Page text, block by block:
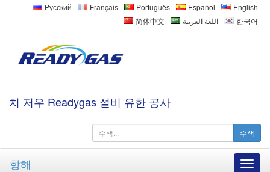
English
Español
Português
Français
Pусский
한국어
اللغة العربية 简体中文
치 저우 Readygas 설비 유한 공사
수색
항
항해